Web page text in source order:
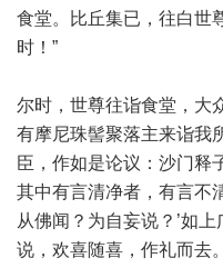
食堂。比丘集已，往白世
时！”
尔时，世尊往诣食堂，大
有摩尼珠髻聚落主来诣我
臣，作如是论议：沙门释
其中有言清净者，有言不
从佛闻？为自妄说？’如
说，欢喜随喜，作礼而去